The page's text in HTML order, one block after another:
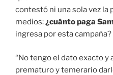
contestó ni una sola vez la
medios:¿cuánto paga
ingresa por esta campaña?
“No tengo el dato exacto y
prematuro y temerario